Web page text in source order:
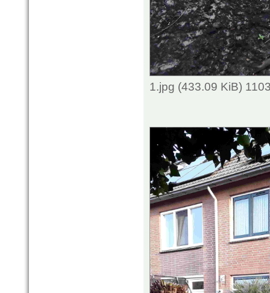
1.jpg (433.09 KiB)